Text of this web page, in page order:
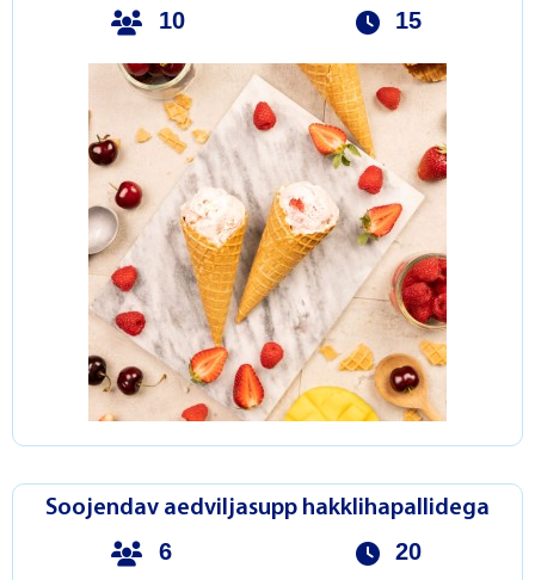
10 15
Soojendav aedviljasupp hakklihapallidega
6 20